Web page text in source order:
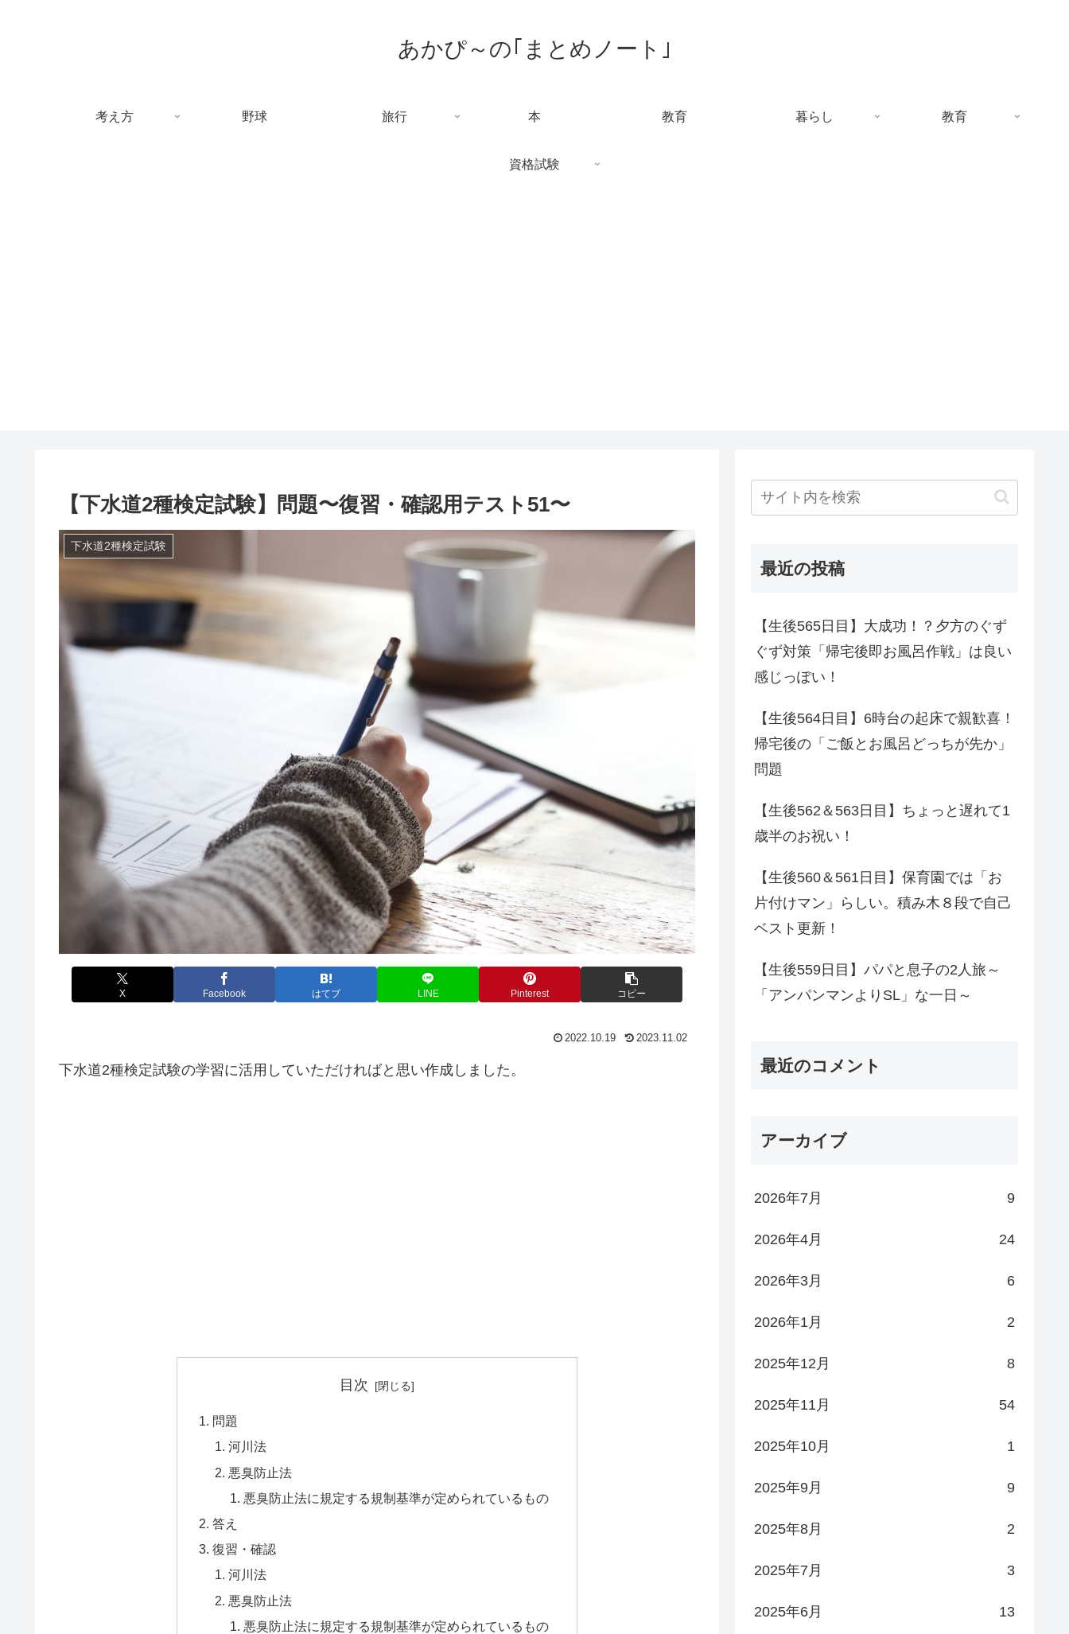
あかぴ～の｢まとめノート｣
考え方 野球 旅行 本 教育 暮らし 教育
資格試験
【下水道2種検定試験】問題〜復習・確認用テスト51〜
下水道2種検定試験
X Facebook はてブ LINE Pinterest コピー
2022.10.19 2023.11.02
下水道2種検定試験の学習に活用していただければと思い作成しました。
目次
問題
河川法
悪臭防止法
悪臭防止法に規定する規制基準が定められているもの
答え
復習・確認
河川法
悪臭防止法
悪臭防止法に規定する規制基準が定められているもの
最近の投稿
【生後565日目】大成功！？夕方のぐず
ぐず対策「帰宅後即お風呂作戦」は良い
感じっぽい！
【生後564日目】6時台の起床で親歓喜！
帰宅後の「ご飯とお風呂どっちが先か」
問題
【生後562＆563日目】ちょっと遅れて1
歳半のお祝い！
【生後560＆561日目】保育園では「お
片付けマン」らしい。積み木８段で自己
ベスト更新！
【生後559日目】パパと息子の2人旅～
「アンパンマンよりSL」な一日～
最近のコメント
アーカイブ
2026年7月 9
2026年4月 24
2026年3月 6
2026年1月 2
2025年12月 8
2025年11月 54
2025年10月 1
2025年9月 9
2025年8月 2
2025年7月 3
2025年6月 13